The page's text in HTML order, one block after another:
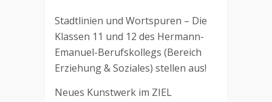
Stadtlinien und Wortspuren – Die
Klassen 11 und 12 des Hermann-
Emanuel-Berufskollegs (Bereich
Erziehung & Soziales) stellen aus!
Neues Kunstwerk im ZIEL